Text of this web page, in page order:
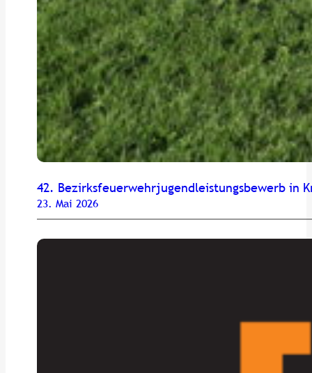
42. Bezirksfeuerwehrjugendleistungsbewerb in
23. Mai 2026